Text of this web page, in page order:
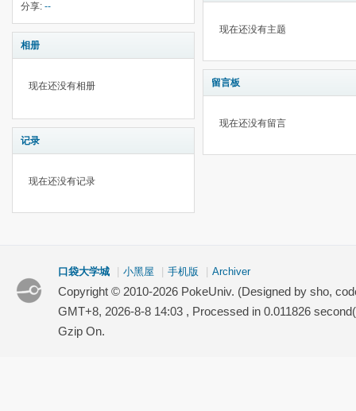
分享: --
相册
现在还没有相册
记录
现在还没有记录
现在还没有主题
留言板
现在还没有留言
口袋大学城 小黑屋 手机版 Archiver
Copyright © 2010-2026 PokeUniv. (Designed by sho,
GMT+8, 2026-8-8 14:03 , Processed in 0.011826
Gzip On.